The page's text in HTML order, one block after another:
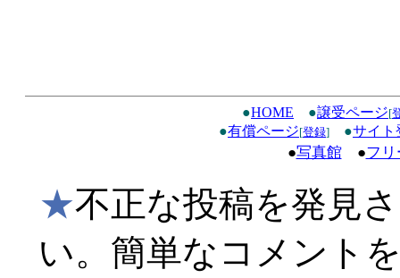
●HOME ●譲受ページ[
●有償ページ[登録] ●サイト
●写真館●フ
★不正な投稿を発見
い。簡単なコメント